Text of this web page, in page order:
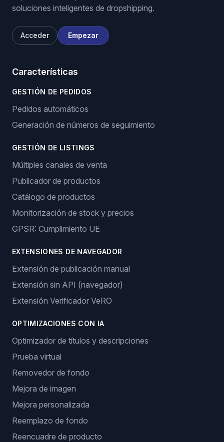
soluciones inteligentes de dropshipping.
Acceder Empezar
Características
GESTIÓN DE PEDIDOS
Pedidos automáticos
Generación de números de seguimiento
GESTIÓN DE LISTINGS
Múltiples canales de venta
Publicador de productos
Catálogo de productos
Monitorización de stock y precios
GPSR: Cumplimiento UE
EXTENSIONES DE NAVEGADOR
Extensión de publicación manual
Extensión sin API (navegador)
Extensión Verificador VeRO
OPTIMIZACIONES CON IA
Optimizador de títulos y descripciones
Prueba virtual
Removedor de fondo
Mejora de imagen
Mejora personalizada
Reemplazo de fondo
Reencuadre de producto